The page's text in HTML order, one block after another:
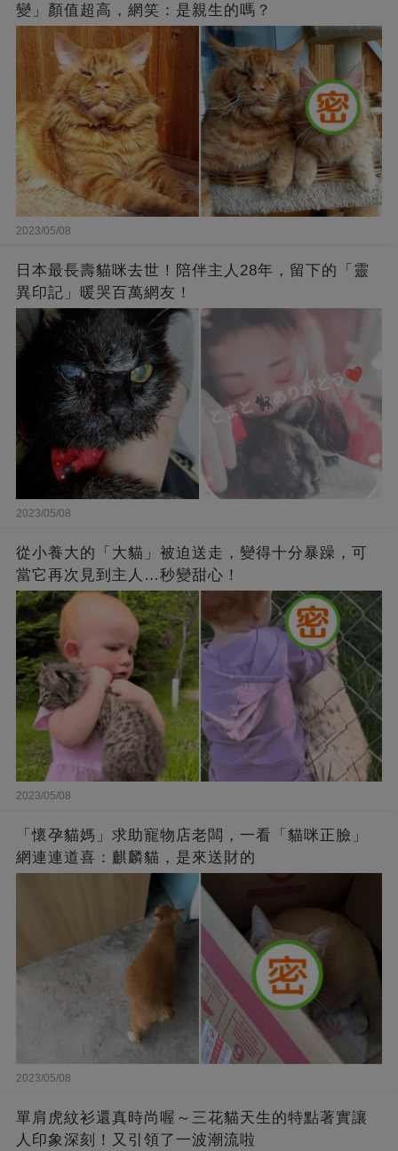
變」顏值超高，網笑：是親生的嗎？
2023/05/08
日本最長壽貓咪去世！陪伴主人28年，留下的「靈
異印記」暖哭百萬網友！
2023/05/08
從小養大的「大貓」被迫送走，變得十分暴躁，可
當它再次見到主人…秒變甜心！
2023/05/08
「懷孕貓媽」求助寵物店老闆，一看「貓咪正臉」
網連連道喜：麒麟貓，是來送財的
2023/05/08
單肩虎紋衫還真時尚喔～三花貓天生的特點著實讓
人印象深刻！又引領了一波潮流啦